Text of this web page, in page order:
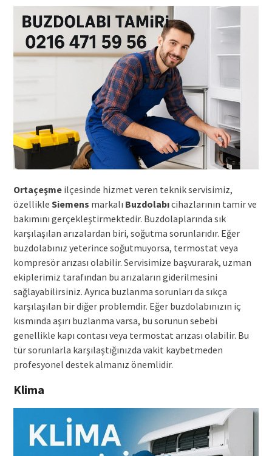
Ortaçeşmeilçesinde hizmet veren teknik servisimiz,
özellikle Siemens markalı Buzdolabıcihazlarının tamir ve
bakımını gerçekleştirmektedir. Buzdolaplarında sık
karşılaşılan arızalardan biri, soğutma sorunlarıdır. Eğer
buzdolabınız yeterince soğutmuyorsa, termostat veya
kompresör arızası olabilir. Servisimize başvurarak, uzman
ekiplerimiz tarafından bu arızaların giderilmesini
sağlayabilirsiniz. Ayrıca buzlanma sorunları da sıkça
karşılaşılan bir diğer problemdir. Eğer buzdolabınızın iç
kısmında aşırı buzlanma varsa, bu sorunun sebebi
genellikle kapı contası veya termostat arızası olabilir. Bu
tür sorunlarla karşılaştığınızda vakit kaybetmeden
profesyonel destek almanız önemlidir.
Klima